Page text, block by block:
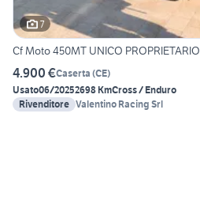
7
Cf Moto 450MT UNICO PROPRIETARIO
4.900 €Caserta (CE)
Usato06/20252698 KmCross / Enduro
Rivenditore Valentino Racing Srl